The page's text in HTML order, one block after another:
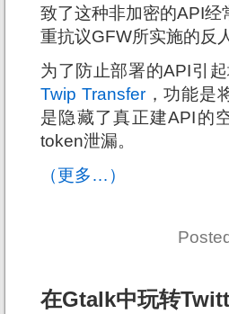
致了这种非加密的API经
重抗议GFW所实施的反
为了防止部署的API引
Twip Transfer，功能是
是隐藏了真正建API的
token泄漏。
（更多…）
在Gtalk中玩转